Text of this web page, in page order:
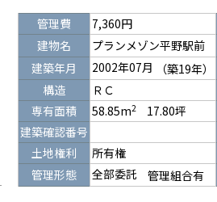
管理費 7,360円
建物名
プランメゾン平野駅前
建築年月
2002年07月 （築19年）
構造
ＲＣ
専有面積
58.85m2 17.80坪
建築確認番号
土地権利
所有権
管理形態
全部委託 管理組合有